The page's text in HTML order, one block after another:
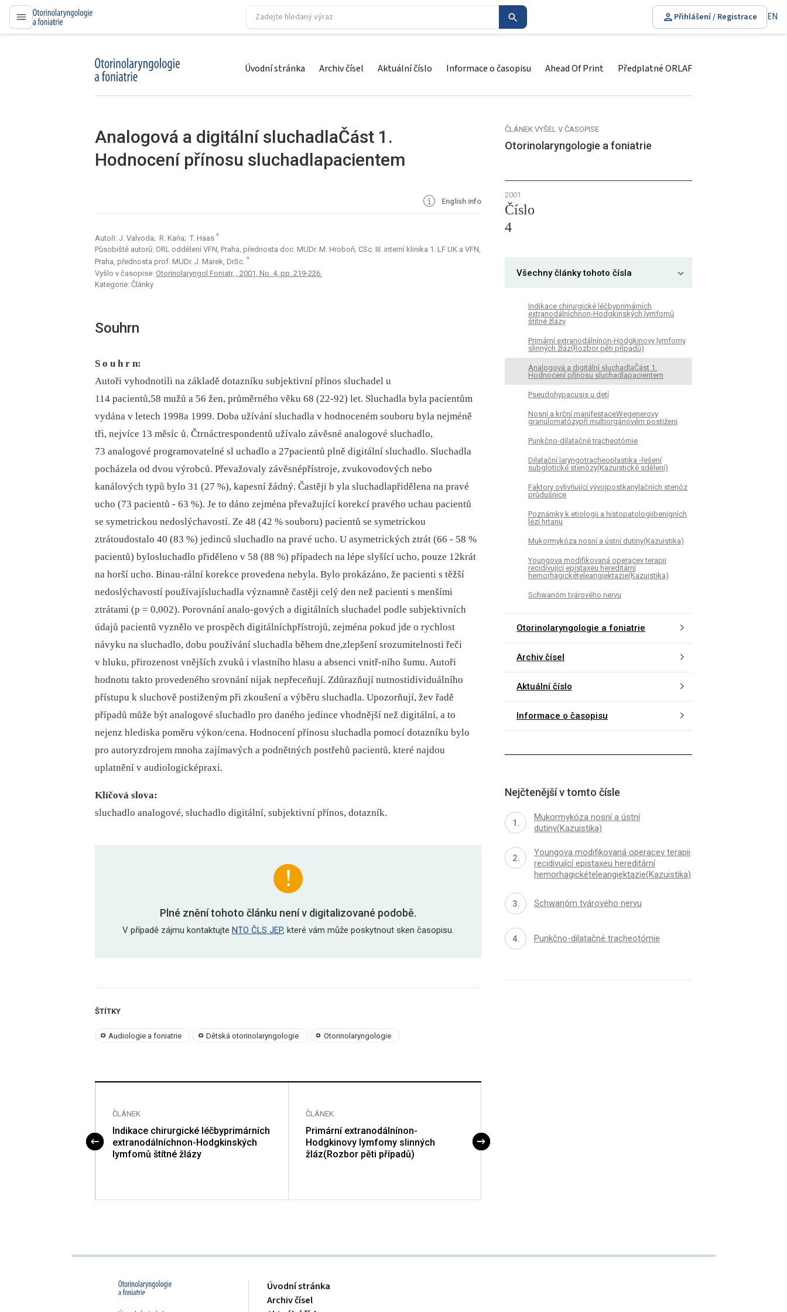
proLékaře.cz
Přihlášení / Registrace EN
proLékaře.cz Úvodní stránka Archiv čísel Aktuální číslo Informace o časopisu Ahead Of Print Předplatné ORLAF
Analogová a digitální sluchadlaČást 1.
Hodnocení přínosu sluchadlapacientem
English info
Autoři: J. Valvoda; R. Kaňa; T. Haas *
Působiště autorů: ORL oddělení VFN, Praha, přednosta doc. MUDr. M. Hroboň, CSc. III. interní klinika 1. LF UK a VFN,
Praha, přednosta prof. MUDr. J. Marek, DrSc. *
Vyšlo v časopise: Otorinolaryngol Foniatr, , 2001, No. 4, pp. 219-226.
Kategorie: Články
Souhrn
S o u h r n:
Autoři vyhodnotili na základě dotazníku subjektivní přínos sluchadel u
114 pacientů,58 mužů a 56 žen, průměrného věku 68 (22-92) let. Sluchadla byla pacientům
vydána v letech 1998a 1999. Doba užívání sluchadla v hodnoceném souboru byla nejméně
tři, nejvíce 13 měsíc ů. Čtrnáctrespondentů užívalo závěsné analogové sluchadlo,
73 analogové programovatelné sl uchadlo a 27pacientů plně digitální sluchadlo. Sluchadla
pocházela od dvou výrobců. Převažovaly závěsnépřístroje, zvukovodových nebo
kanálových typů bylo 31 (27 %), kapesní žádný. Častěji b yla sluchadlapřidělena na pravé
ucho (73 pacientů -⁠ 63 %). Je to dáno zejména převažující korekcí pravého uchau pacientů
se symetrickou nedoslýchavostí. Ze 48 (42 % souboru) pacientů se symetrickou
ztrátoudostalo 40 (83 %) jedinců sluchadlo na pravé ucho. U asymetrických ztrát (66 -⁠ 58 %
pacientů) bylosluchadlo přiděleno v 58 (88 %) případech na lépe slyšící ucho, pouze 12krát
na horší ucho. Binau-rální korekce provedena nebyla. Bylo prokázáno, že pacienti s těžší
nedoslýchavostí používajísluchadla významně častěji celý den než pacienti s menšími
ztrátami (p = 0,002). Porovnání analo-gových a digitálních sluchadel podle subjektivních
údajů pacientů vyznělo ve prospěch digitálníchpřístrojů, zejména pokud jde o rychlost
návyku na sluchadlo, dobu používání sluchadla během dne,zlepšení srozumitelnosti řeči
v hluku, přirozenost vnějších zvuků i vlastního hlasu a absenci vnitř-ního šumu. Autoři
hodnotu takto provedeného srovnání nijak nepřeceňují. Zdůrazňují nutnostidividuálního
přístupu k sluchově postiženým při zkoušení a výběru sluchadla. Upozorňují, žev řadě
případů může být analogové sluchadlo pro daného jedince vhodnější než digitální, a to
nejenz hlediska poměru výkon/cena. Hodnocení přínosu sluchadla pomocí dotazníku bylo
pro autoryzdrojem mnoha zajímavých a podnětných postřehů pacientů, které najdou
uplatnění v audiologicképraxi.
Klíčová slova:
sluchadlo analogové, sluchadlo digitální, subjektivní přínos, dotazník.
Plné znění tohoto článku není v digitalizované podobě.
V případě zájmu kontaktujte NTO ČLS JEP, které vám může poskytnout sken časopisu.
ŠTÍTKY
Audiologie a foniatrie Dětská otorinolaryngologie Otorinolaryngologie
ČLÁNEK
Indikace chirurgické léčbyprimárních
extranodálníchnon-Hodgkinských
lymfomů štítné žlázy
ČLÁNEK
Primární extranodálnínon-
Hodgkinovy lymfomy slinných
žláz(Rozbor pěti případů)
ČLÁNEK VYŠEL V ČASOPISE
Otorinolaryngologie a foniatrie
2001
Číslo
4
Všechny články tohoto čísla
Indikace chirurgické léčbyprimárních
extranodálníchnon-Hodgkinských lymfomů
štítné žlázy
Primární extranodálnínon-Hodgkinovy lymfomy
slinných žláz(Rozbor pěti případů)
Analogová a digitální sluchadlaČást 1.
Hodnocení přínosu sluchadlapacientem
Pseudohypacusis u detí
Nosní a krční manifestaceWegenerovy
granulomatózypři multiorgánovém postižení
Punkčno-dilatačné tracheotómie
Dilatační laryngotracheoplastika -řešení
subglotické stenózy(Kazuistické sdělení)
Faktory ovlivňující vývojpostkanylačních stenóz
průdušnice
Poznámky k etiologii a histopatologiibenigních
lézí hrtanu
Mukormykóza nosní a ústní dutiny(Kazuistika)
Youngova modifikovaná operacev terapii
recidivující epistaxeu hereditární
hemorhagickételeangiektazie(Kazuistika)
Schwanóm tvárového nervu
Otorinolaryngologie a foniatrie
Archiv čísel
Aktuální číslo
Informace o časopisu
Nejčtenější v tomto čísle
Mukormykóza nosní a ústní
dutiny(Kazuistika)
Youngova modifikovaná operacev terapii
recidivující epistaxeu hereditární
hemorhagickételeangiektazie(Kazuistika)
Schwanóm tvárového nervu
Punkčno-dilatačné tracheotómie
Úvodní stránka
Archiv čísel